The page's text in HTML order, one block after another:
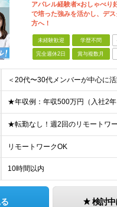
アパレル経験者×おしゃべり
で培った強みを活かし、デ
方へ！
未経験歓迎 学歴不問
完全週休2日 賞与複数月
リモートワークOK
10時間以内
検討